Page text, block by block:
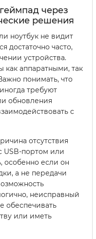
через
решения
ноутбук не видит
достаточно часто,
устройства.
как аппаратными, так
понимать, что
требуют
обновления
с
отсутствия
USB-портом или
особенно если он
а не передачи
неисправный
обеспечивать
или иметь